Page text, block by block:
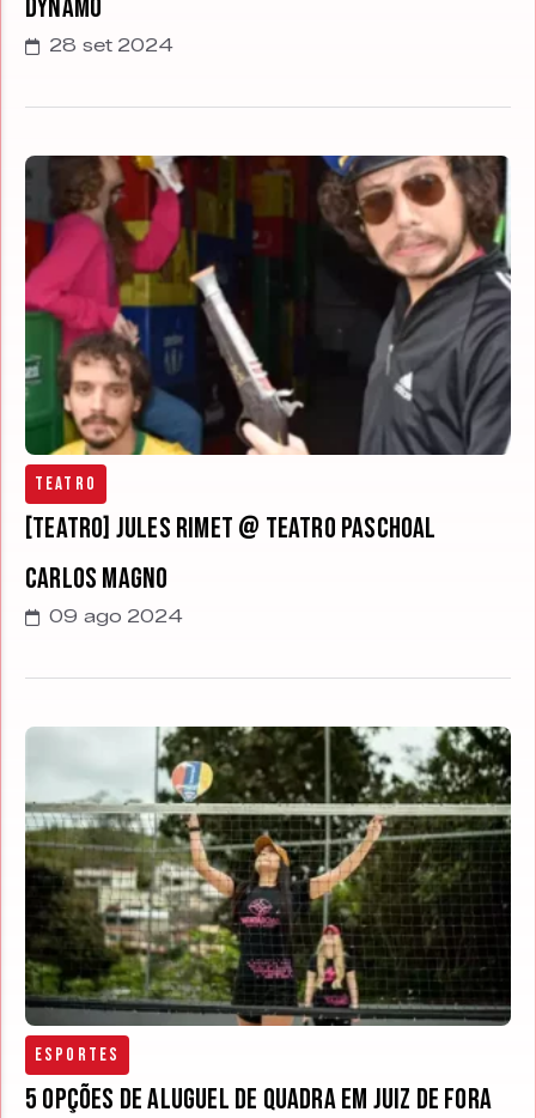
Dynamo
28 set 2024
Teatro
[TEATRO] Jules Rimet @ Teatro Paschoal
Carlos Magno
09 ago 2024
Esportes
5 opções de aluguel de Quadra em Juiz de Fora